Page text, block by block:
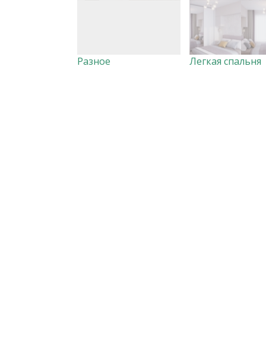
Разное Легкая спальня